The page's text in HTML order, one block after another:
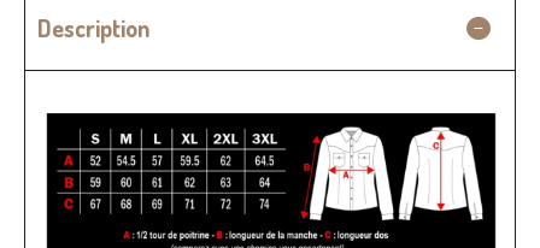
Description